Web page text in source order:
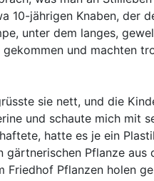
10-jährigen Knaben, der
unter dem langes,
und machten
sie nett, und die
und schaute mich mit
hatte es je ein
gärtnerischen Pflanze
Friedhof Pflanzen holen